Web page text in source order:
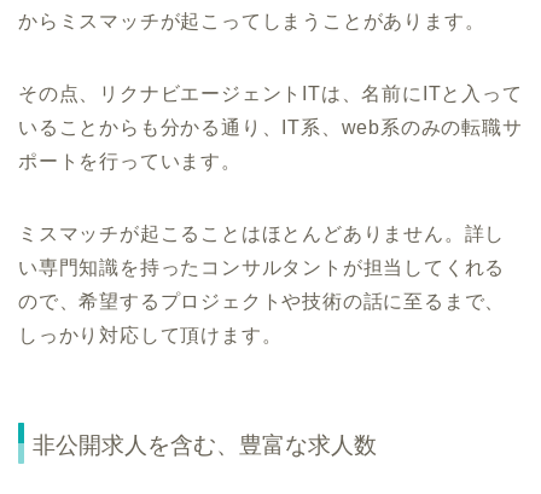
からミスマッチが起こってしまうことがあります。
その点、リクナビエージェントITは、名前にITと入って
いることからも分かる通り、IT系、web系のみの転職サ
ポートを行っています。
ミスマッチが起こることはほとんどありません。詳し
い専門知識を持ったコンサルタントが担当してくれる
ので、希望するプロジェクトや技術の話に至るまで、
しっかり対応して頂けます。
非公開求人を含む、豊富な求人数